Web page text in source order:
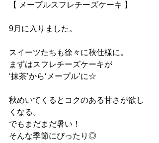
【 メープルスフレチーズケーキ 】
9月に入りました。
スイーツたちも徐々に秋仕様に。
まずはスフレチーズケーキが
‘抹茶’から‘メープル’に☆
秋めいてくるとコクのある甘さが欲し
くなる。
でもまだまだ暑い！
そんな季節にぴったり◎